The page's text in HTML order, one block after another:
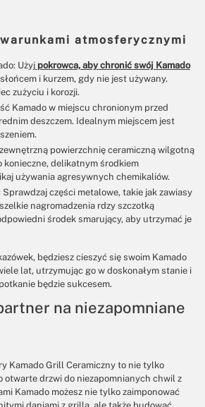
atmosferycznymi
Użyj pokrowca, aby chronić swój Kamado
i kurzem, gdy nie jest używany.
zużyciu i korozji.
Kamado w miejscu chronionym przed
deszczem. Idealnym miejscem jest
powierzchnię ceramiczną wilgotną
konieczne, delikatnym środkiem
używania agresywnych chemikaliów.
Sprawdzaj części metalowe, takie jak zawiasy
nagromadzenia rdzy szczotką
środek smarujący, aby utrzymać je
będziesz cieszyć się swoim Kamado
lat, utrzymując go w doskonałym stanie i
będzie sukcesem.
na niezapomniane
Kamado Grill Ceramiczny to nie tylko
otwarte drzwi do niezapomnianych chwil z
Kamado możesz nie tylko zaimponować